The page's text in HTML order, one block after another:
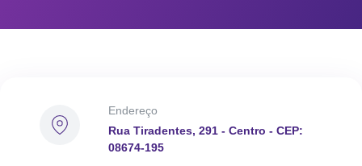
Endereço
Rua Tiradentes, 291 - Centro - CEP:
08674-195